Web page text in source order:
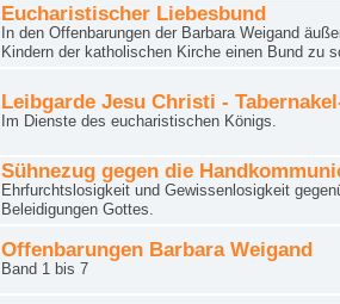
Eucharistischer Liebesbund
In den Offenbarungen der Barbara Weigand
Kindern der katholischen Kirche einen Bund zu
Leibgarde Jesu Christi -
Im Dienste des eucharistischen Königs.
Sühnezug gegen die
Ehrfurchtslosigkeit und Gewissenlosigkeit
Beleidigungen Gottes.
Offenbarungen Barbara Weigand
Band 1 bis 7